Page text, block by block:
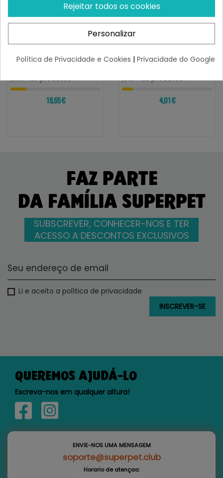
Belcando Lata Junior Ave
Com Ovos
¡Últimas produtos!
18,65 €
Belcando Lata
Monoproteico De Salmón
¡Últimas produtos!
4,01 €
FAZ PARTE
DA FAMÍLIA SUPERPET
SUBSCREVER, CONHECER-NOS E TER
ACESSO A DESCONTOS EXCLUSIVOS
Li e aceito a política de privacidade
QUEREMOS AJUDÁ-LO
Escreva-nos em qualquer altura!
ENVIE-NOS UMA MENSAGEM
soporte@superpet.club
Horario de atençao:
Rejeitar todos os cookies
Personalizar
Política de Privacidade e Cookies | Privacidade do Google